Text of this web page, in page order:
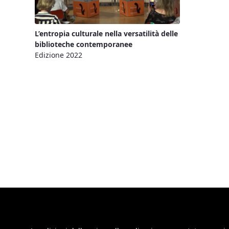
L’entropia culturale nella versatilità delle
biblioteche contemporanee
Edizione 2022